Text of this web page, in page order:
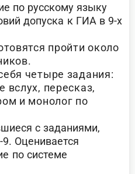
по русскому языку
допуска к ГИА в 9-х
пройти около
четыре задания:
вслух, пересказ,
и монолог по
с заданиями,
Оценивается
по системе